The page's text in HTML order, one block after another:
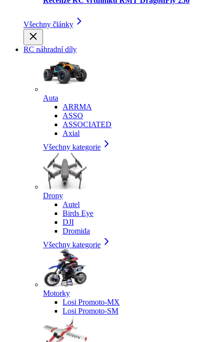
Všechny články
RC náhradní díly
Auta
ARRMA
ASSO
ASSOCIATED
Axial
Všechny kategorie
Drony
Autel
Birds Eye
DJI
Dromida
Všechny kategorie
Motorky
Losi Promoto-MX
Losi Promoto-SM